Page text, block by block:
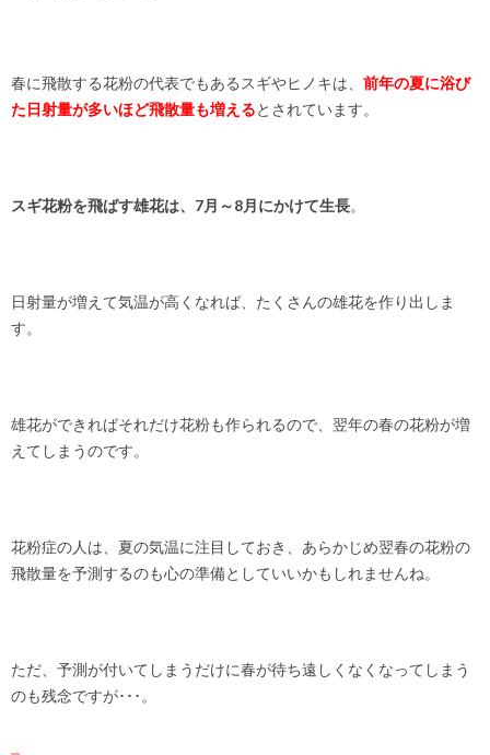
春に飛散する花粉の代表でもあるスギやヒノキは、 前年の夏に浴び
た日射量が多いほど飛散量も増えるとされています。
スギ花粉を飛ばす雄花は、7月～8月にかけて生長。
日射量が増えて気温が高くなれば、たくさんの雄花を作り出しま
す。
雄花ができればそれだけ花粉も作られるので、翌年の春の花粉が増
えてしまうのです。
花粉症の人は、夏の気温に注目しておき、あらかじめ翌春の花粉の
飛散量を予測するのも心の準備としていいかもしれませんね。
ただ、予測が付いてしまうだけに春が待ち遠しくなくなってしまう
のも残念ですが･･･。